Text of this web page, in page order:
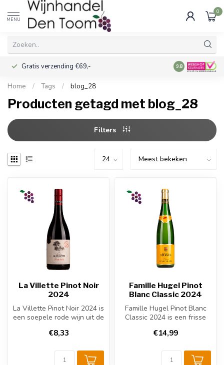
MENU
0
Gratis verzending €69,- Voor 16:00
9.8
Home / Tags / blog_28
Producten getagd met blog_28
Filters
La Villette Pinot Noir
2024
La Villette Pinot Noir 2024 is
een soepele rode wijn uit de
€8,33
Famille Hugel Pinot
Blanc Classic 2024
Famille Hugel Pinot Blanc
Classic 2024 is een frisse
€14,99